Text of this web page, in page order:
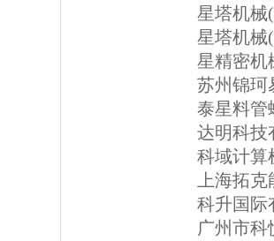
星塔机械
星塔机械
星精密机
苏州锦珂
泰星料管
达明科技
科域计算
上海拓
科升国际
广州市科